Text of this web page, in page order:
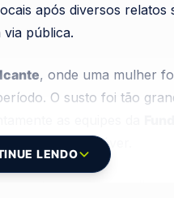
após diversos
pública.
, onde uma mulher
O susto foi tão
suposto cadáver.
LENDO